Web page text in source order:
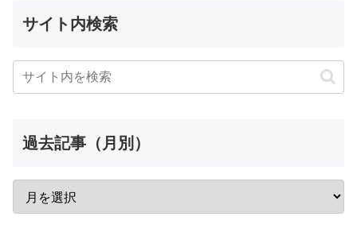
サイト内検索
過去記事（月別）